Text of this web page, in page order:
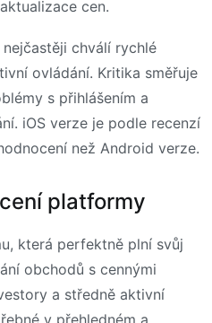
cen.
chválí rychlé
ovládání. Kritika směřuje
s přihlášením a
iOS verze je podle recenzí
než Android verze.
platformy
která perfektně plní svůj
obchodů s cennými
a středně aktivní